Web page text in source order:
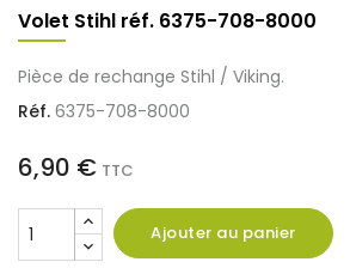
Volet Stihl réf. 6375-708-8000
Pièce de rechange Stihl / Viking.
Réf. 6375-708-8000
6,90 € TTC
Ajouter au panier